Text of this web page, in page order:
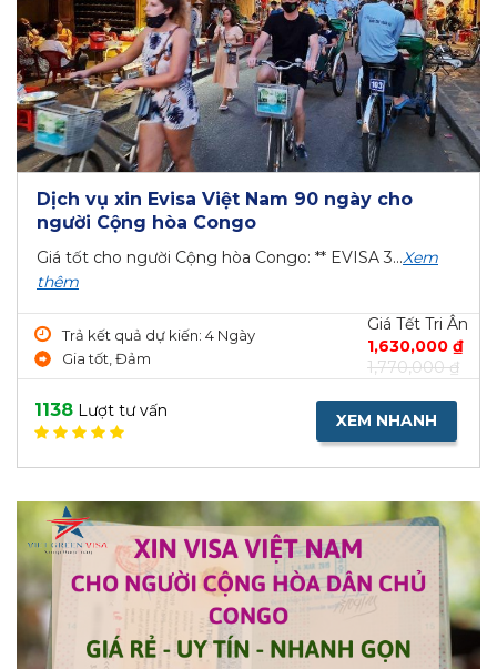
Dịch vụ xin Evisa Việt Nam 90 ngày cho
người Cộng hòa Congo
Giá tốt cho người Cộng hòa Congo: ** EVISA 3...Xem
thêm
Trả kết quả dự kiến: 4 Ngày
Gia tốt, Đảm
Giá Tết Tri Ân
1,630,000 ₫
1,770,000 ₫
1138 Lượt tư vấn XEM NHANH